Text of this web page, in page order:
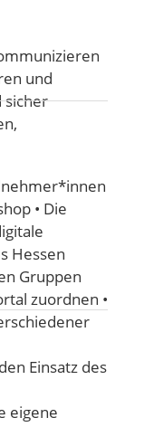
und
sicher
• Die
Hessen
Gruppen
zuordnen •
Einsatz des
eigene